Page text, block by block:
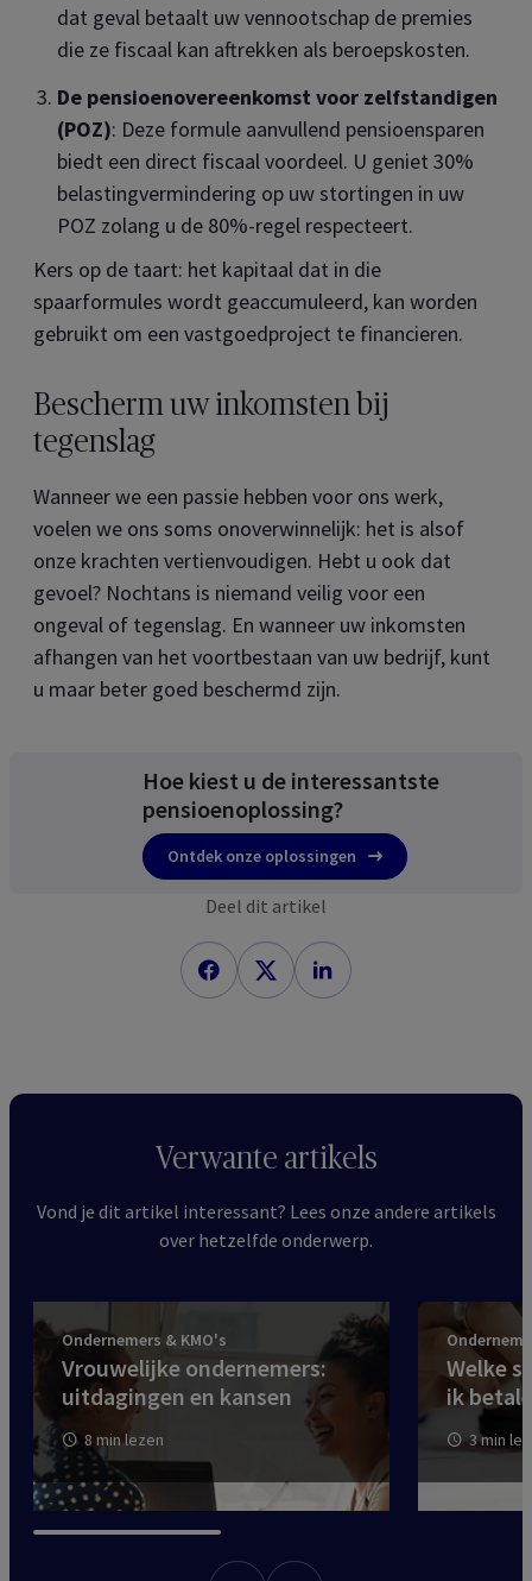
dat geval betaalt uw vennootschap de premies
die ze fiscaal kan aftrekken als beroepskosten.
De pensioenovereenkomst voor zelfstandigen
(POZ): Deze formule aanvullend pensioensparen
biedt een direct fiscaal voordeel. U geniet 30%
belastingvermindering op uw stortingen in uw
POZ zolang u de 80%-regel respecteert.
Kers op de taart: het kapitaal dat in die
spaarformules wordt geaccumuleerd, kan worden
gebruikt om een vastgoedproject te financieren.
Bescherm uw inkomsten bij
tegenslag
Wanneer we een passie hebben voor ons werk,
voelen we ons soms onoverwinnelijk: het is alsof
onze krachten vertienvoudigen. Hebt u ook dat
gevoel? Nochtans is niemand veilig voor een
ongeval of tegenslag. En wanneer uw inkomsten
afhangen van het voortbestaan van uw bedrijf, kunt
u maar beter goed beschermd zijn.
Hoe kiest u de interessantste
pensioenoplossing?
Ontdek onze oplossingen
Deel dit artikel
Verwante artikels
Vond je dit artikel interessant? Lees onze andere artikels
over hetzelfde onderwerp.
Ondernemers & KMO's
Vrouwelijke ondernemers:
uitdagingen en kansen
8 min lezen
Welke
ik
3 min